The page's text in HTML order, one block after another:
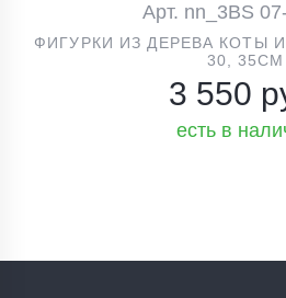
Арт. nn_3BS
ФИГУРКИ ИЗ ДЕРЕВА КОТЫ
30, 35СМ
3 550
есть в